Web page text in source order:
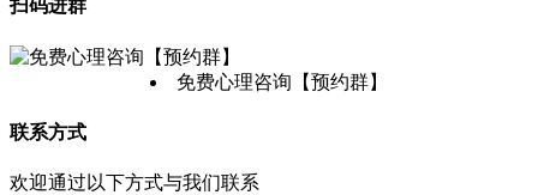
扫码进群
免费心理咨询【预约群】
联系方式
欢迎通过以下方式与我们联系